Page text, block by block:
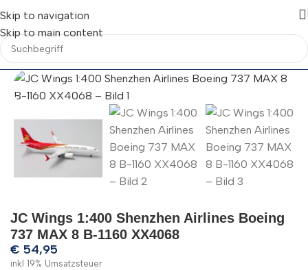
Skip to navigation
Skip to main content
JC Wings 1:400 Shenzhen Airlines Boeing
737 MAX 8 B-1160 XX4068
€ 54,95
inkl 19% Umsatzsteuer